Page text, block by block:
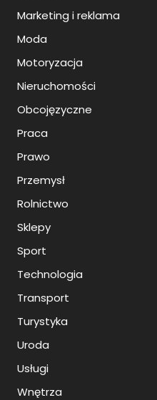
Marketing i reklama
Moda
Motoryzacja
Nieruchomości
Obcojęzyczne
Praca
Prawo
Przemysł
Rolnictwo
Sklepy
Sport
Technologia
Transport
Turystyka
Uroda
Usługi
Wnętrza